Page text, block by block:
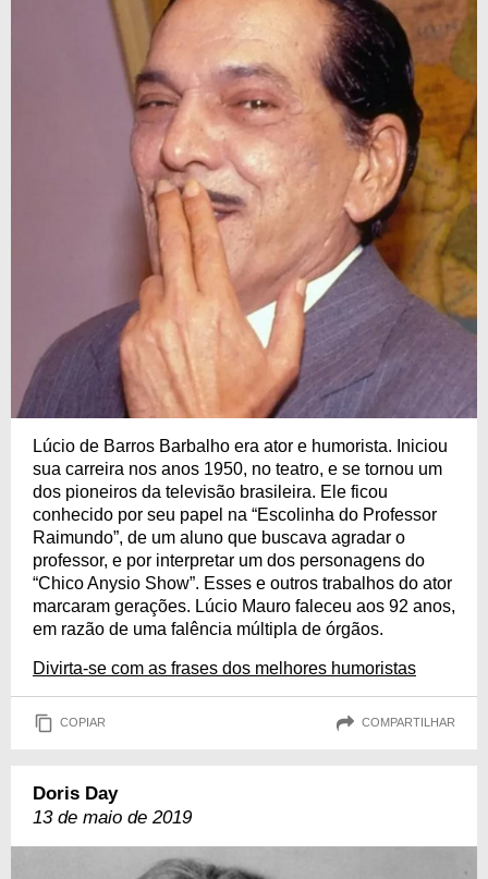
Lúcio de Barros Barbalho era ator e humorista. Iniciou
sua carreira nos anos 1950, no teatro, e se tornou um
dos pioneiros da televisão brasileira. Ele ficou
conhecido por seu papel na “Escolinha do Professor
Raimundo”, de um aluno que buscava agradar o
professor, e por interpretar um dos personagens do
“Chico Anysio Show”. Esses e outros trabalhos do ator
marcaram gerações. Lúcio Mauro faleceu aos 92 anos,
em razão de uma falência múltipla de órgãos.
Divirta-se com as frases dos melhores humoristas
COPIAR COMPARTILHAR
Doris Day
13 de maio de 2019